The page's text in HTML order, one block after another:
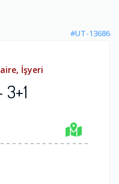
#UT-13686
İşyeri